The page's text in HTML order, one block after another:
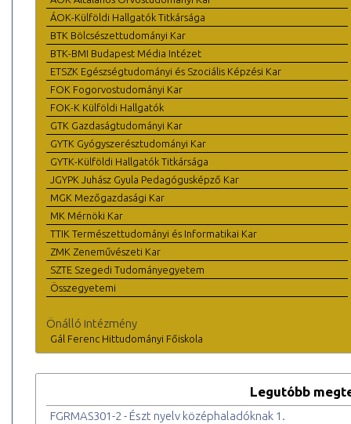
ÁOK-Külföldi Hallgatók Titkársága
BTK Bölcsészettudományi Kar
BTK-BMI Budapest Média Intézet
ETSZK Egészségtudományi és Szociális Képzési Kar
FOK Fogorvostudományi Kar
FOK-K Külföldi Hallgatók
GTK Gazdaságtudományi Kar
GYTK Gyógyszerésztudományi Kar
GYTK-Külföldi Hallgatók Titkársága
JGYPK Juhász Gyula Pedagógusképző Kar
MGK Mezőgazdasági Kar
MK Mérnöki Kar
TTIK Természettudományi és Informatikai Kar
ZMK Zeneművészeti Kar
SZTE Szegedi Tudományegyetem
Összegyetemi
Önálló intézmény
Gál Ferenc Hittudományi Főiskola
Legutóbb
FGRMAS301-2 - Észt nyelv középhaladóknak 1.